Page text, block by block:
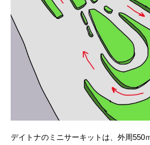
デイトナのミニサーキットは、外周550